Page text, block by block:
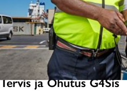
Tervis ja Ohutus G4Sis